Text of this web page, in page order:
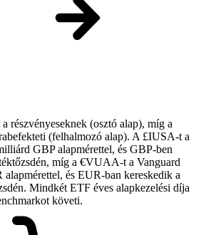
részvényeseknek (osztó alap), míg a
(felhalmozó alap). A £IUSA-t a
GBP alapmérettel, és GBP-ben
míg a €VUAA-t a Vanguard
és EUR-ban kereskedik a
Mindkét ETF éves alapkezelési díja
követi.